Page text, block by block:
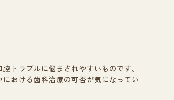
トラブルに悩まされやすいものです。
おける歯科治療の可否が気になってい